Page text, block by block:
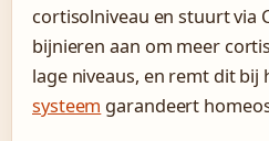
cortisolniveau en stuurt via
bijnieren aan om meer
lage niveaus, en remt dit bij
systeem garandeert